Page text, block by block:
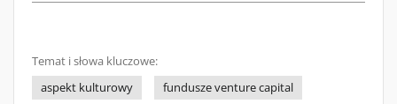
Temat i słowa kluczowe:
aspekt kulturowy
fundusze venture capital